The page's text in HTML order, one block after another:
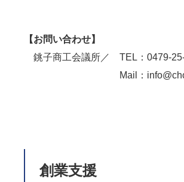
【お問い合わせ】
銚子商工会議所／ TEL：0479-
Mail：info@cho-
創業支援